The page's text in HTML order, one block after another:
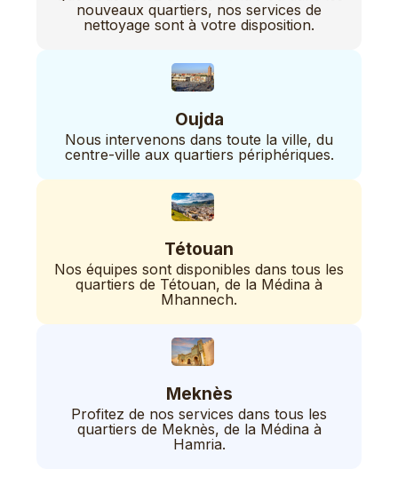
nouveaux quartiers, nos services de
nettoyage sont à votre disposition.
Oujda
Nous intervenons dans toute la ville, du
centre-ville aux quartiers périphériques.
Tétouan
Nos équipes sont disponibles dans tous les
quartiers de Tétouan, de la Médina à
Mhannech.
Meknès
Profitez de nos services dans tous les
quartiers de Meknès, de la Médina à
Hamria.